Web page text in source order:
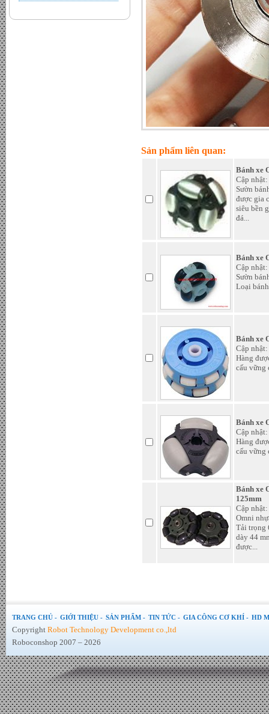
: LiÃªn há»‡
Sản phẩm liên quan:
Bánh xe
Cập
Sườn
được gia
siêu bền
đá...
Bánh xe
Cập
Sườn
Loại
Bánh xe
Cập
Hàng
cấu vững
Bánh xe
Cập
Hàng
cấu vững
Bánh xe
125mm
Cập
Omni
Tải trọng
dày 44
được...
TRANG CHỦ - GIỚI THIỆU - SẢN PHẨM - TIN TỨC - GIA CÔNG CƠ KHÍ - HD
Copyright Robot Technology Development co.,ltd
Roboconshop 2007 – 2026